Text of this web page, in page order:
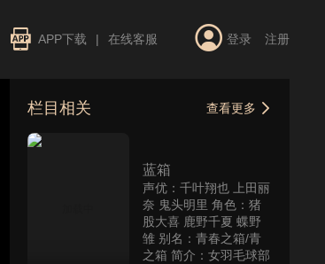
APP下载 | 在线客服 登录 注册
栏目相关 查看更多
蓝箱
声优：千叶翔也 上田丽
奈 鬼头明里 角色：猪
股大喜 鹿野千夏 蝶野
雏 别名：青春之箱/青
之箱 简介：女羽毛球部